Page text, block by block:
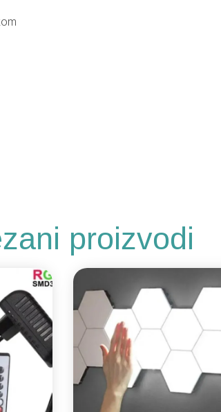
proizvodi